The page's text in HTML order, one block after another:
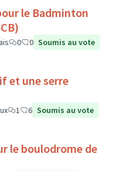
le Badminton
0 0 Soumis au vote
et une serre
1 6 Soumis au vote
le boulodrome de